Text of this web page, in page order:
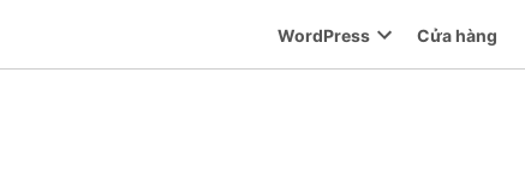
WordPress Cửa hàng